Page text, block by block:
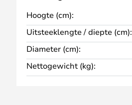
Hoogte (cm):
Uitsteeklengte / diepte (cm):
Diameter (cm):
Nettogewicht (kg):